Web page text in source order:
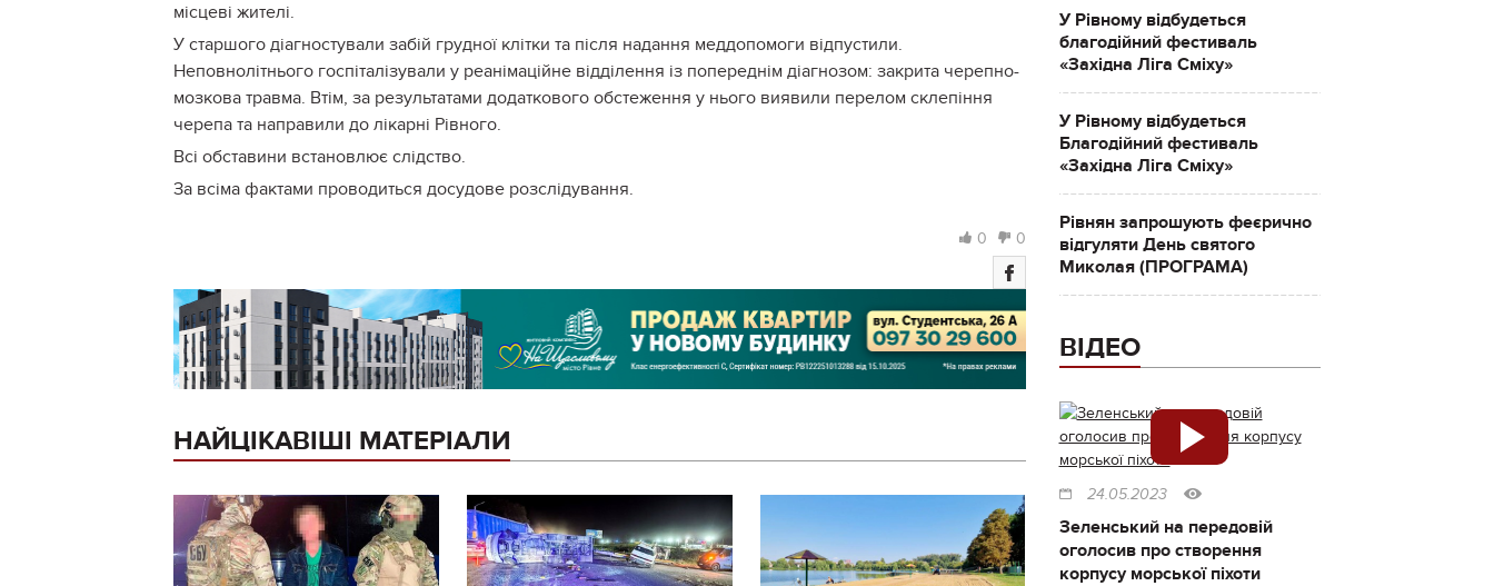
місцеві жителі.
У старшого діагностували забій грудної клітки та після надання меддопомоги відпустили.
Неповнолітнього госпіталізували у реанімаційне відділення із попереднім діагнозом: закрита черепно-
мозкова травма. Втім, за результатами додаткового обстеження у нього виявили перелом склепіння
черепа та направили до лікарні Рівного.
Всі обставини встановлює слідство.
За всіма фактами проводиться досудове розслідування.
0 0
НАЙЦІКАВІШІ МАТЕРІАЛИ
У Рівному відбудеться
благодійний фестиваль
«Західна Ліга Сміху»
У Рівному відбудеться
Благодійний фестиваль
«Західна Ліга Сміху»
Рівнян запрошують феєрично
відгуляти День святого
Миколая (ПРОГРАМА)
ВІДЕО
24.05.2023
Зеленський на передовій
оголосив про створення
корпусу морської піхоти